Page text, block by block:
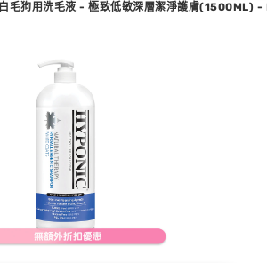
白毛狗用洗毛液 - 極致低敏深層潔淨護膚(1500ML) -